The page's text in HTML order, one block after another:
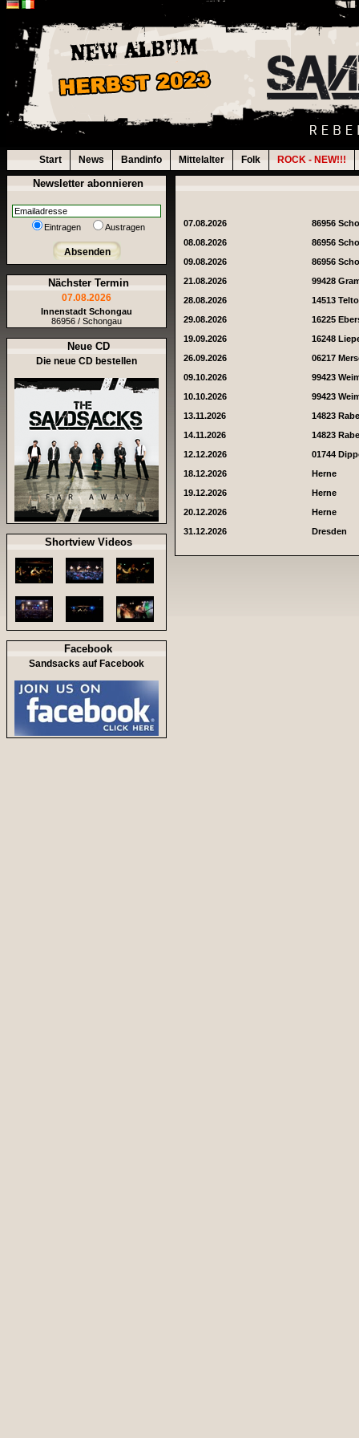
Start News Bandinfo Mittelalter Folk ROCK - NEW!!!
Newsletter abonnieren
Eintragen Austragen
Absenden
Nächster Termin
07.08.2026
Innenstadt Schongau
86956 / Schongau
Neue CD
Die neue CD bestellen
Shortview Videos
Facebook
Sandsacks auf Facebook
07.08.2026
86956
08.08.2026
86956
09.08.2026
86956
21.08.2026
99428
28.08.2026
14513
29.08.2026
16225
19.09.2026
16248
26.09.2026
06217
09.10.2026
99423
10.10.2026
99423
13.11.2026
14823
14.11.2026
14823
12.12.2026
01744
18.12.2026
Herne
19.12.2026
Herne
20.12.2026
Herne
31.12.2026
Dresden